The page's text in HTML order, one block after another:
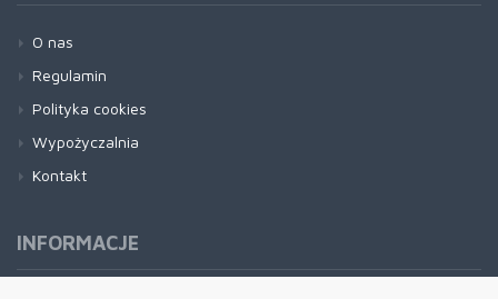
O nas
Regulamin
Polityka cookies
Wypożyczalnia
Kontakt
INFORMACJE